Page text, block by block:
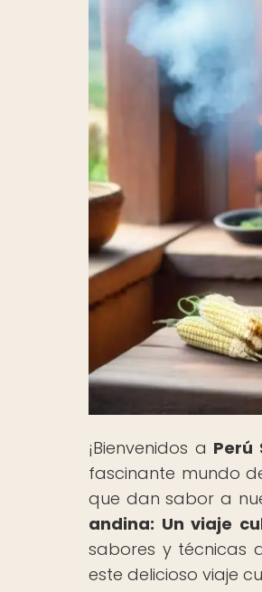
¡Bienvenidos a Perú
fascinante mundo
que dan sabor a
andina: Un viaje
sabores y técnicas
este delicioso viaje